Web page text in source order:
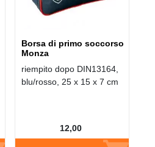
Borsa di primo soccorso
Monza
riempito dopo DIN13164,
blu/rosso, 25 x 15 x 7 cm
12,00